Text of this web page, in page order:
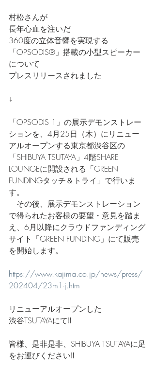
村松さんが
長年心血を注いだ
360度の立体音響を実現する
「OPSODIS®」搭載の小型スピーカー
について
プレスリリースされました
↓
「OPSODIS 1」の展示デモンストレー
ションを、4月25日（木）にリニュー
アルオープンする東京都渋谷区の
「SHIBUYA TSUTAYA」4階SHARE
LOUNGEに開設される「GREEN
FUNDINGタッチ＆トライ」で行いま
す。
その後、展示デモンストレーション
で得られたお客様の要望・意見を踏ま
え、6月以降にクラウドファンディング
サイト「GREEN FUNDING」にて販売
を開始します。
https://www.kajima.co.jp/news/press/
202404/23m1-j.htm
リニューアルオープンした
渋谷TSUTAYAにて‼️
皆様、是非是非、SHIBUYA TSUTAYAに足
をお運びください‼️